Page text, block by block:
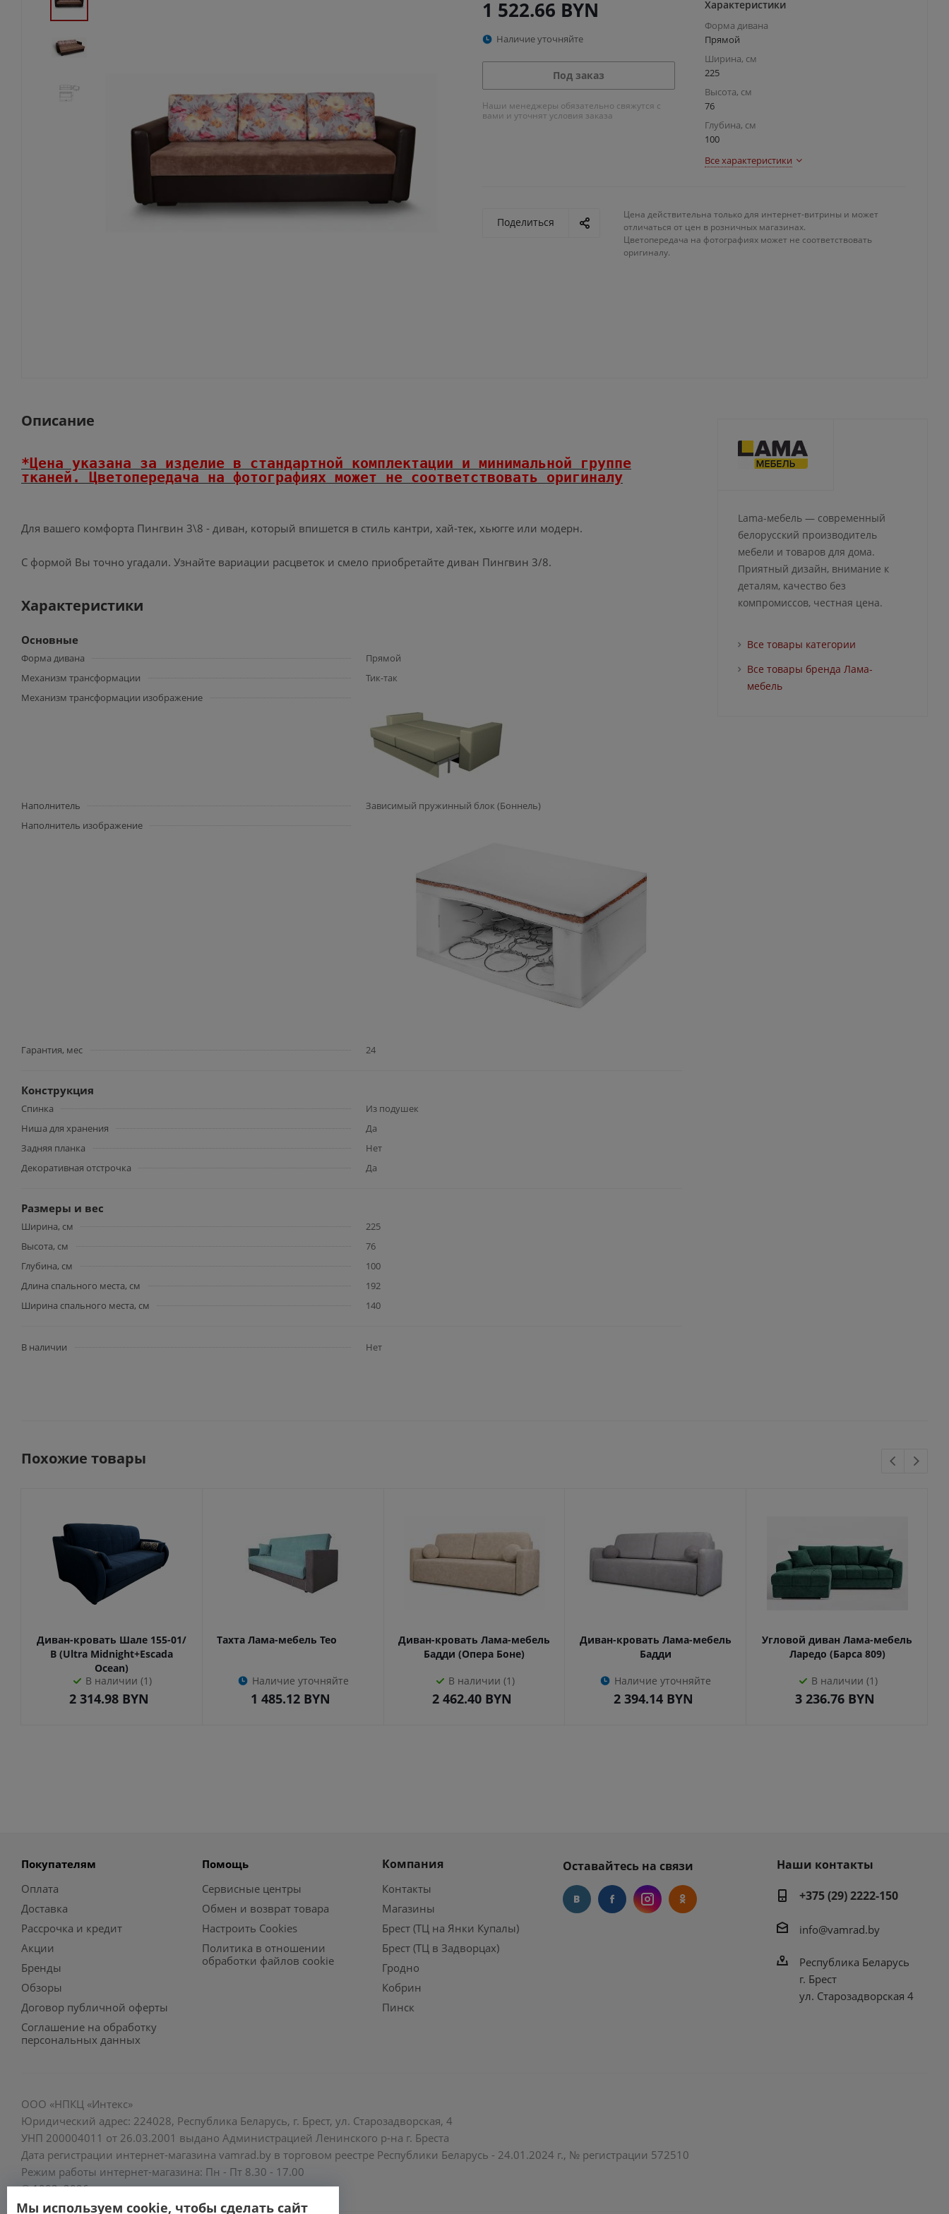
1 522.66 BYN
Наличие уточняйте
Под заказ
Наши менеджеры обязательно свяжутся с
вами и уточнят условия заказа
Характеристики
Форма дивана
Прямой
Ширина, см
225
Высота, см
76
Глубина, см
100
Все характеристики
Поделиться
Цена действительна только для интернет-витрины и может
отличаться от цен в розничных магазинах.
Цветопередача на фотографиях может не соответствовать
оригиналу.
Описание
*Цена указана за изделие в стандартной комплектации и минимальной группе
тканей.
Цветопередача на фотографиях может не соответствовать оригиналу
Для вашего комфорта Пингвин 3\8 - диван, который впишется в стиль кантри, хай-тек, хьюгге или модерн.
С формой Вы точно угадали. Узнайте вариации расцветок и смело приобретайте диван Пингвин 3/8.
Характеристики
Основные
Форма дивана
Прямой
Механизм трансформации
Тик-так
Механизм трансформации изображение
Наполнитель
Зависимый пружинный блок (Боннель)
Наполнитель изображение
Гарантия, мес 24
Конструкция
Спинка
Из подушек
Ниша для хранения
Да
Задняя планка
Нет
Декоративная отстрочка
Да
Размеры и вес
Ширина, см
225
Высота, см
76
Глубина, см
100
Длина спального места, см
192
Ширина спального места, см
140
В наличии Нет
Lama-мебель — современный
белорусский производитель
мебели и товаров для дома.
Приятный дизайн, внимание к
деталям, качество без
компромиссов, честная цена.
Все товары категории
Все товары бренда Лама-
мебель
Похожие товары
Диван-кровать Шале 155-01/
В (Ultra Midnight+Escada
Ocean)
В наличии (1)
2 314.98 BYN
Тахта Лама-мебель Тео
Наличие уточняйте
1 485.12 BYN
Диван-кровать Лама-мебель
Бадди (Опера Боне)
В наличии (1)
2 462.40BYN
Диван-кровать Лама-мебель
Бадди
Наличие уточняйте
2 394.14BYN
Угловой диван Лама-мебель
Ларедо (Барса 809)
В наличии (1)
3 236.76BYN
Покупателям
Оплата
Доставка
Рассрочка и кредит
Акции
Бренды
Обзоры
Договор публичной оферты
Соглашение на обработку
персональных данных
Помощь
Сервисные центры
Обмен и возврат товара
Настроить Cookies
Политика в отношении
обработки файлов cookie
Компания
Контакты
Магазины
Брест (ТЦ на Янки Купалы)
Брест (ТЦ в Задворцах)
Гродно
Кобрин
Пинск
Оставайтесь на связи
Наши контакты
+375 (29) 2222-150
info@vamrad.by
Республика Беларусь
г. Брест
ул. Старозадворская 4
ООО «НПКЦ «Интекс»
Юридический адрес: 224028, Республика Беларусь, г. Брест, ул. Старозадворская, 4
УНП 200004011 от 26.03.2001 выдано Администрацией Ленинского р-на г. Бреста
Дата регистрации интернет-магазина vamrad.by в торговом реестре Республики Беларусь - 24.01.2024 г., № регистрации 572510
Режим работы интернет-магазина: Пн - Пт 8.30 - 17.00
© 1992–2026
Мы используем cookie, чтобы сделать сайт